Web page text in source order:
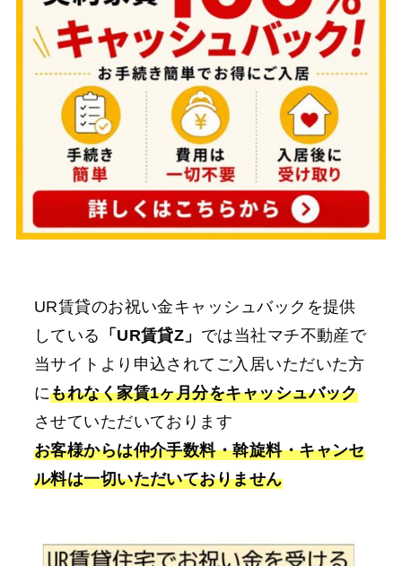
UR賃貸のお祝い金キャッシュバックを提供
している
「UR賃貸Z」 では当社マチ不動産で
当サイトより申込されてご入居いただいた方
にもれなく家賃1ヶ月分をキャッシュバック
させていただいております
お客様からは仲介手数料・斡旋料・キャンセ
ル料は一切いただいておりません